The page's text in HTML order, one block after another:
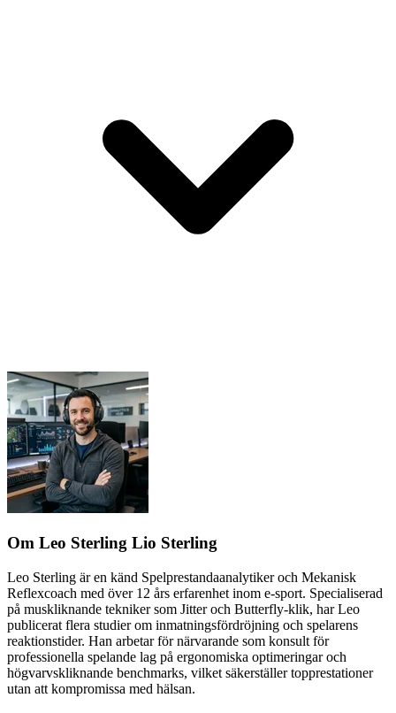
Om Leo Sterling Lio Sterling
Leo Sterling är en känd Spelprestandaanalytiker och Mekanisk
Reflexcoach med över 12 års erfarenhet inom e-sport. Specialiserad
på muskliknande tekniker som Jitter och Butterfly-klik, har Leo
publicerat flera studier om inmatningsfördröjning och spelarens
reaktionstider. Han arbetar för närvarande som konsult för
professionella spelande lag på ergonomiska optimeringar och
högvarvskliknande benchmarks, vilket säkerställer topprestationer
utan att kompromissa med hälsan.